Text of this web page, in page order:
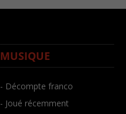
MUSIQUE
- Décompte franco
- Joué récemment